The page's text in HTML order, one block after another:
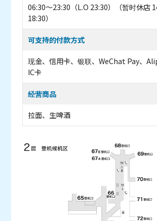
06:30〜23:30（L.O 23:30）（暂时休店
18:30）
可支持的付款方式
现金、信用卡、银联、WeChat Pay、
IC卡
经营商品
拉面、生啤酒